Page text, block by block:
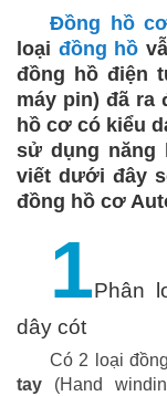
Đồng hồ
loại đồng hồ
đồng hồ điện
máy pin) đã ra
hồ cơ có kiểu
sử dụng
viết dưới đây
đồng hồ cơ
1Phân
dây cót
Có 2 loại
tay (Hand